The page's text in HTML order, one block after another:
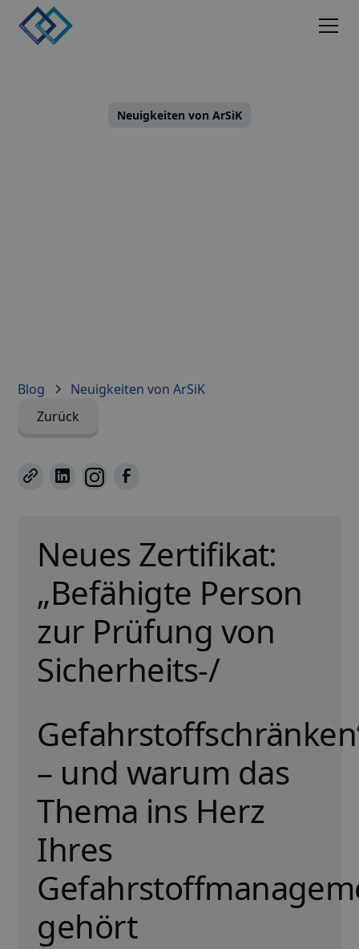
Neuigkeiten von ArSiK
Blog
Neuigkeiten von ArSiK
Zurück
Neues Zertifikat:
„Befähigte Person
zur Prüfung von
Sicherheits-/
– und warum das
Thema ins Herz
Ihres
gehört